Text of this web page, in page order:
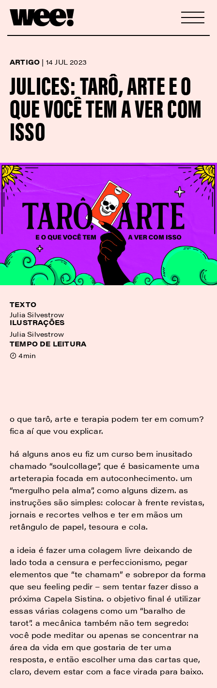
ARTIGO | 14 JUL 2023
JULICES: TARÔ, ARTE E O
QUE VOCÊ TEM A VER COM
ISSO
TEXTO
Julia Silvestrow
ILUSTRAÇÕES
Julia Silvestrow
TEMPO DE LEITURA
4min
o que tarô, arte e terapia podem ter em comum?
fica aí que vou explicar.
há alguns anos eu fiz um curso bem inusitado
chamado “soulcollage”, que é basicamente uma
arteterapia focada em autoconhecimento. um
“mergulho pela alma”, como alguns dizem. as
instruções são simples: colocar à frente revistas,
jornais e recortes velhos e ter em mãos um
retângulo de papel, tesoura e cola.
a ideia é fazer uma colagem livre deixando de
lado toda a censura e perfeccionismo, pegar
elementos que “te chamam” e sobrepor da forma
que seu feeling pedir – sem tentar fazer disso a
próxima Capela Sistina. o objetivo final é utilizar
essas várias colagens como um “baralho de
tarot”. a mecânica também não tem segredo:
você pode meditar ou apenas se concentrar na
área da vida em que gostaria de ter uma
resposta, e então escolher uma das cartas que,
claro, devem estar com a face virada para baixo.